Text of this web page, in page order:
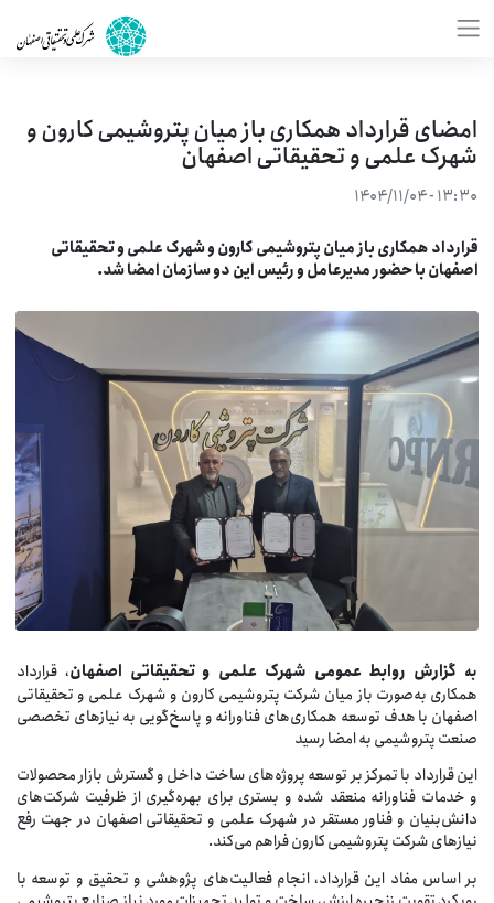
امضای قرارداد همکاری باز میان پتروشیمی کارون و
شهرک علمی و تحقیقاتی اصفهان
۱۳:۳۰ - ۱۴۰۴/۱۱/۰۴
همکاری باز میان پتروشیمی کارون و شهرک علمی و تحقیقاتی
با حضور مدیرعامل و رئیس این دو سازمان امضا شد.
گزارش روابط عمومی شهرک علمی و تحقیقاتی اصفهان، قرارداد
همکاری به‌صورت باز میان شرکت پتروشیمی کارون و شهرک علمی و تحقیقاتی
اصفهان با هدف توسعه همکاری‌های فناورانه و پاسخ‌گویی به نیازهای تخصصی
صنعت پتروشیمی به امضا رسید
این قرارداد با تمرکز بر توسعه پروژه‌های ساخت داخل و گسترش بازار محصولات
و خدمات فناورانه منعقد شده و بستری برای بهره‌گیری از ظرفیت شرکت‌های
دانش‌بنیان و فناور مستقر در شهرک علمی و تحقیقاتی اصفهان در جهت رفع
نیازهای شرکت پتروشیمی کارون فراهم می‌کند.
بر اساس مفاد این قرارداد، انجام فعالیت‌های پژوهشی و تحقیق و توسعه با